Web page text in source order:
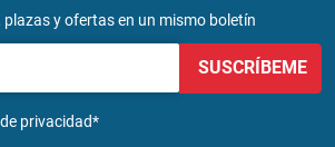
y ofertas en un mismo boletín
privacidad*
SUSCRÍBEME